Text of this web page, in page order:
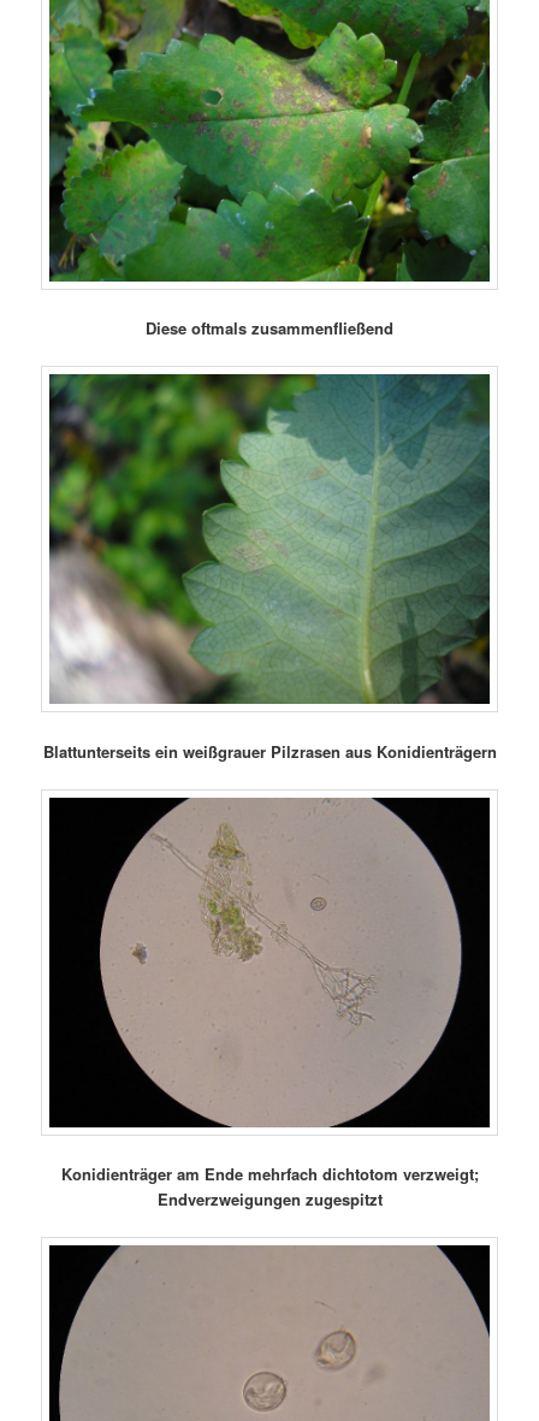
Diese oftmals zusammenfließend
Blattunterseits ein weißgrauer Pilzrasen aus Konidienträgern
Konidienträger am Ende mehrfach dichtotom verzweigt;
Endverzweigungen zugespitzt